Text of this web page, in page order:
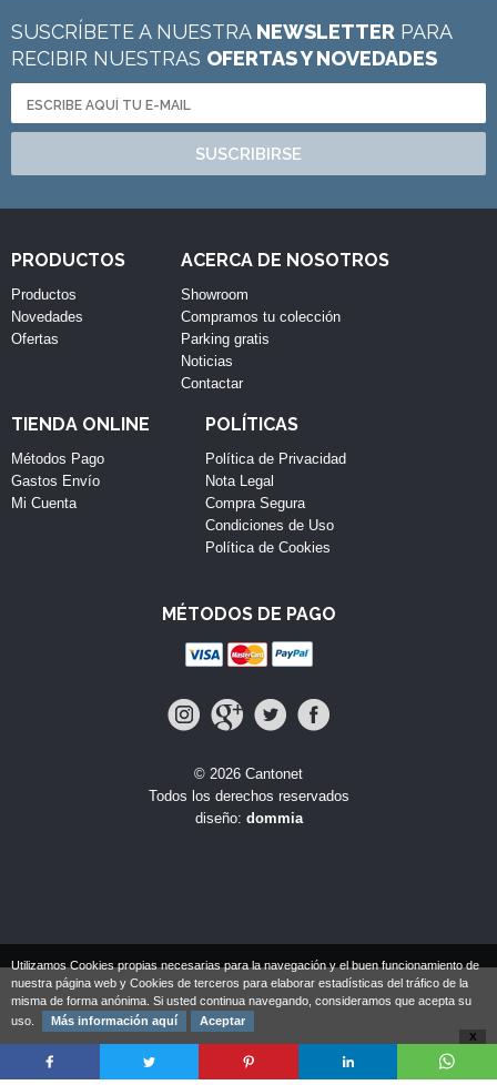
SUSCRÍBETE A NUESTRA NEWSLETTER PARA
RECIBIR NUESTRAS OFERTAS Y NOVEDADES
SUSCRIBIRSE
PRODUCTOS
Productos
Novedades
Ofertas
ACERCA DE NOSOTROS
Showroom
Compramos tu colección
Parking gratis
Noticias
Contactar
TIENDA ONLINE
Métodos Pago
Gastos Envío
Mi Cuenta
POLÍTICAS
Política de Privacidad
Nota Legal
Compra Segura
Condiciones de Uso
Política de Cookies
MÉTODOS DE PAGO
© 2026 Cantonet
Todos los derechos reservados
diseño: dommia
Utilizamos Cookies propias necesarias para la navegación y el buen funcionamiento de
nuestra página web y Cookies de terceros para elaborar estadísticas del tráfico de la
misma de forma anónima. Si usted continua navegando, consideramos que acepta su
uso.
Más información aquí Aceptar
X